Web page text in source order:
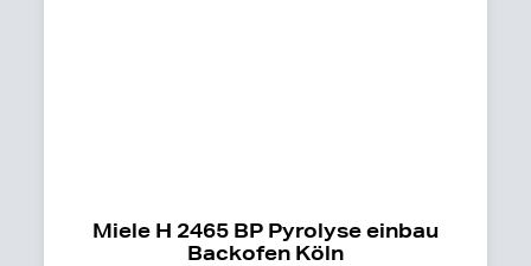
Miele H 2465 BP Pyrolyse einbau
Backofen Köln